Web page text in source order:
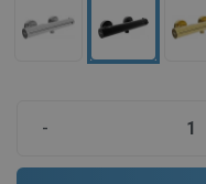
-